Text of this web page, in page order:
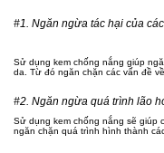
#1. Ngăn ngừa tác hại của
Sử dụng kem chống nắng giúp
da. Từ đó ngăn chặn các vấn đề
#2. Ngăn ngừa quá trình lão
Sử dụng kem chống nắng sẽ giúp
ngăn chặn quá trình hình thành